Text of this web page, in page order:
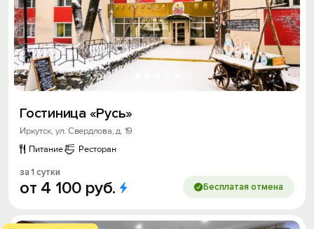
Гостиница «Русь»
Иркутск, ул. Свердлова, д. 19
Питание
Ресторан
за 1 сутки
от 4 100 руб. Бесплатая отмена